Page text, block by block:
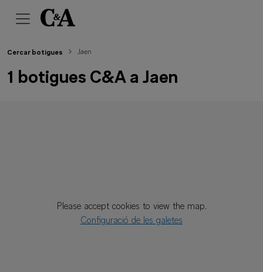
Please accept cookies to view the map.
Configuració de les galetes
Cercar botigues Jaen
1 botigues C&A a Jaen